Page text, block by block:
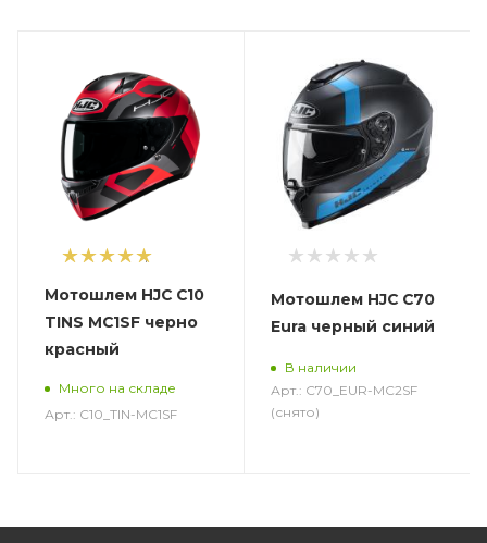
1
Мотошлем HJC C10
TINS MC1SF черно
красный
Много на складе
Арт.: C10_TIN-MC1SF
Мотошлем HJC C70
Eura черный синий
В наличии
Арт.: C70_EUR-MC2SF
(снято)